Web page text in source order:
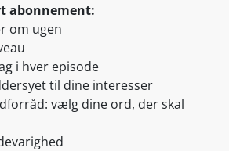
abonnement:
om ugen
i hver episode
til dine interesser
vælg dine ord, der skal